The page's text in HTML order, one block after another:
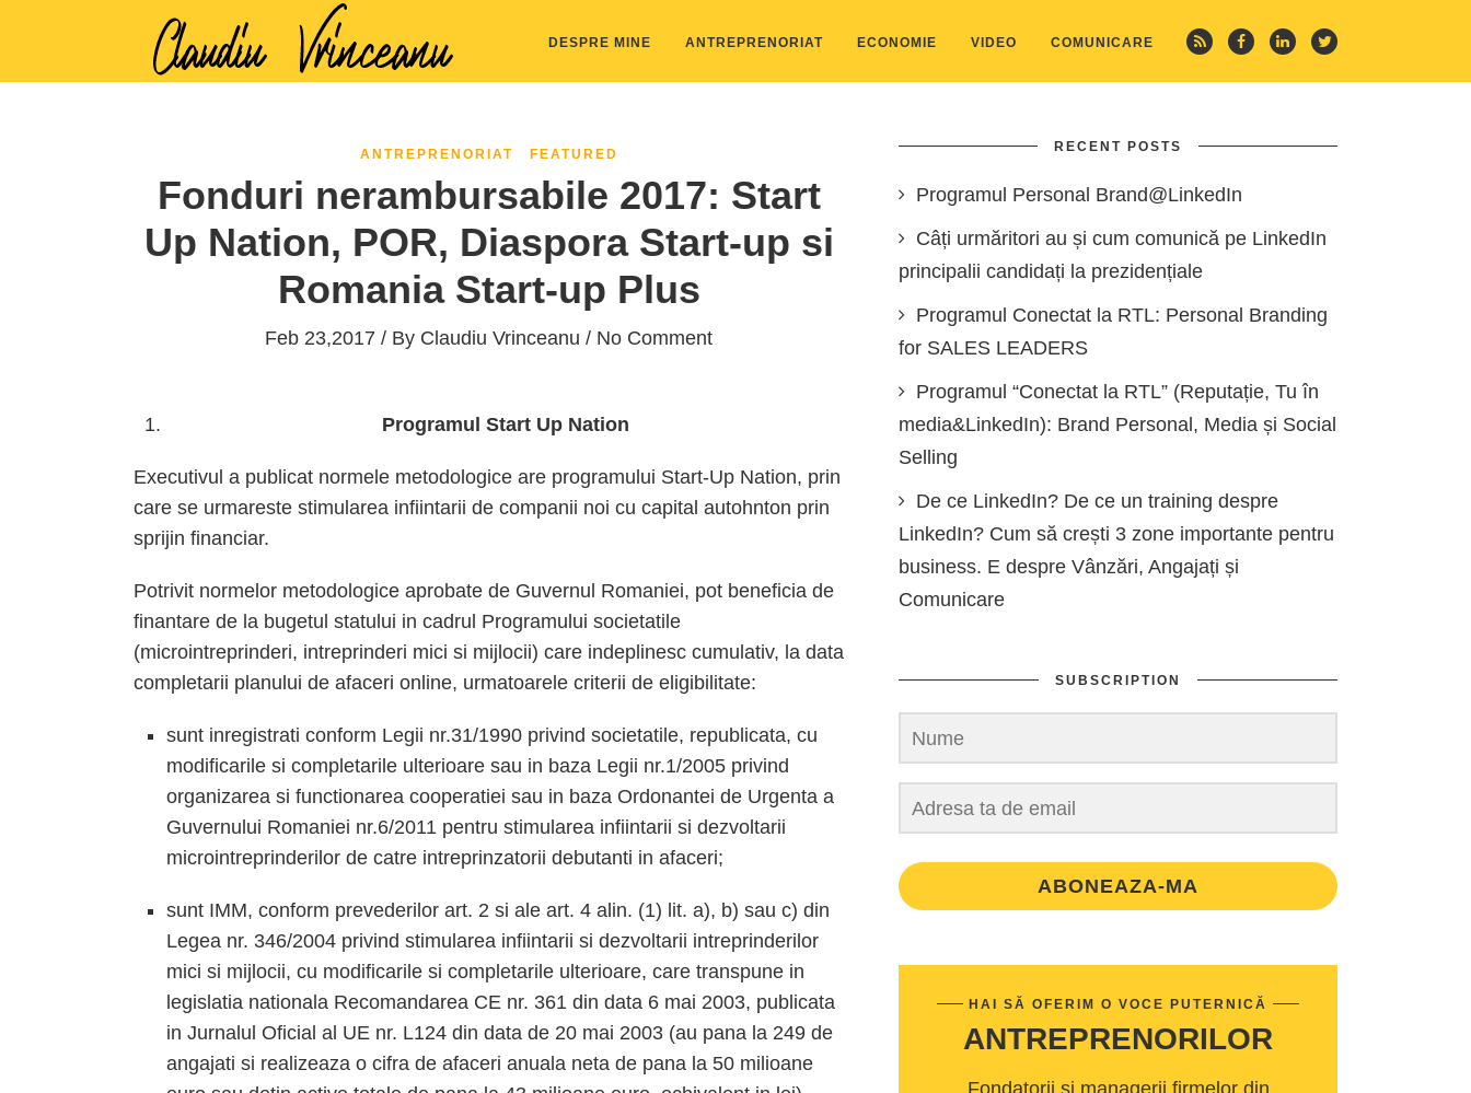
DESPRE MINE ANTREPRENORIAT ECONOMIE VIDEO COMUNICARE
ANTREPRENORIAT FEATURED
Fonduri nerambursabile 2017: Start
Up Nation, POR, Diaspora Start-up si
Romania Start-up Plus
Feb 23,2017 / By Claudiu Vrinceanu / No Comment
Programul Start Up Nation
Executivul a publicat normele metodologice are programului Start-Up Nation, prin
care se urmareste stimularea infiintarii de companii noi cu capital autohnton prin
sprijin financiar.
Potrivit normelor metodologice aprobate de Guvernul Romaniei, pot beneficia de
finantare de la bugetul statului in cadrul Programului societatile
(microintreprinderi, intreprinderi mici si mijlocii) care indeplinesc cumulativ, la data
completarii planului de afaceri online, urmatoarele criterii de eligibilitate:
sunt inregistrati conform Legii nr.31/1990 privind societatile, republicata, cu
modificarile si completarile ulterioare sau in baza Legii nr.1/2005 privind
organizarea si functionarea cooperatiei sau in baza Ordonantei de Urgenta a
Guvernului Romaniei nr.6/2011 pentru stimularea infiintarii si dezvoltarii
microintreprinderilor de catre intreprinzatorii debutanti in afaceri;
sunt IMM, conform prevederilor art. 2 si ale art. 4 alin. (1) lit. a), b) sau c) din
Legea nr. 346/2004 privind stimularea infiintarii si dezvoltarii intreprinderilor
mici si mijlocii, cu modificarile si completarile ulterioare, care transpune in
legislatia nationala Recomandarea CE nr. 361 din data 6 mai 2003, publicata
in Jurnalul Oficial al UE nr. L124 din data de 20 mai 2003 (au pana la 249 de
angajati si realizeaza o cifra de afaceri anuala neta de pana la 50 milioane
RECENT POSTS
Programul Personal Brand@LinkedIn
Câți urmăritori au și cum comunică pe LinkedIn
principalii candidați la prezidențiale
Programul Conectat la RTL: Personal Branding
for SALES LEADERS
Programul “Conectat la RTL” (Reputație, Tu în
media&LinkedIn): Brand Personal, Media și Social
Selling
De ce LinkedIn? De ce un training despre
LinkedIn? Cum să crești 3 zone importante pentru
business. E despre Vânzări, Angajați și
Comunicare
SUBSCRIPTION
ABONEAZA-MA
HAI SĂ OFERIM O VOCE PUTERNICĂ
ANTREPRENORILOR
Fondatorii și managerii firmelor din